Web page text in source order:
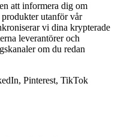
att informera dig om
utanför vår
vi dina krypterade
leverantörer och
om du redan
Pinterest, TikTok